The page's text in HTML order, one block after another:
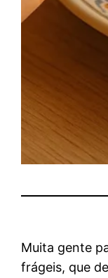
Muita gente
frágeis, que